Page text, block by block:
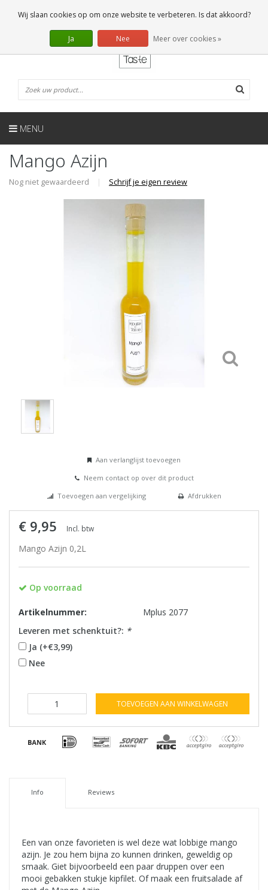
0 Artikelen
NL
MENU
Mango Azijn
Nog niet gewaardeerd | Schrijf je eigen review
Aan verlanglijst toevoegen
Neem contact op over dit product
Toevoegen aan vergelijking
Afdrukken
€ 9,95 Incl. btw
Mango Azijn 0,2L
Op voorraad
Artikelnummer:
Mplus 2077
Leveren met schenktuit?: *
Ja (+€3,99)
Nee
TOEVOEGEN AAN WINKELWAGEN
Info Reviews
Een van onze favorieten is wel deze wat lobbige mango
azijn. Je zou hem bijna zo kunnen drinken, geweldig op
smaak. Giet bijvoorbeeld een paar druppen over een
mooi gebakken stukje kipfilet. Of maak een fruitsalade af
Wij slaan cookies op om onze website te verbeteren. Is dat akkoord?
Ja Nee Meer over cookies »